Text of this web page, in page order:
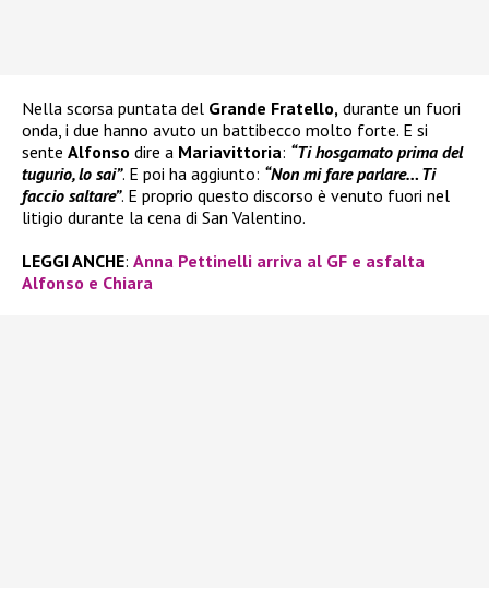
Nella scorsa puntata del Grande Fratello, durante un fuori
onda, i due hanno avuto un battibecco molto forte. E si
sente Alfonso dire a Mariavittoria: “Ti hosgamato prima del
tugurio, lo sai”. E poi ha aggiunto: “Non mi fare parlare… Ti
faccio saltare”. E proprio questo discorso è venuto fuori nel
litigio durante la cena di San Valentino.
LEGGI ANCHE: Anna Pettinelli arriva al GF e asfalta
Alfonso e Chiara